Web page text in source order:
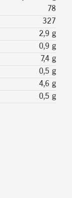
78
327
2,9 g
0,9 g
7,4 g
0,5 g
4,6 g
0,5 g